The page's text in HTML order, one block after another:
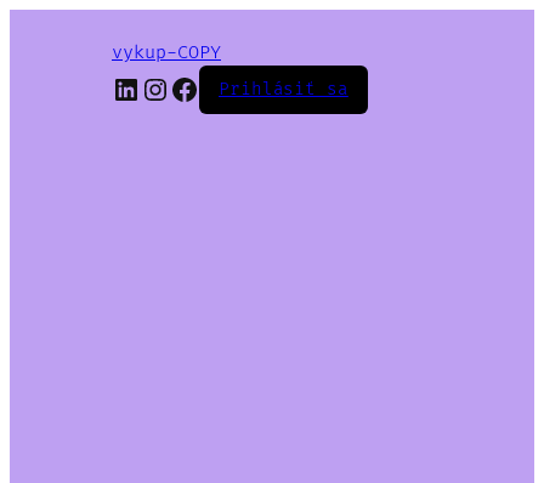
vykup-COPY
LinkedIn
Instagram
Facebook
Prihlásiť sa